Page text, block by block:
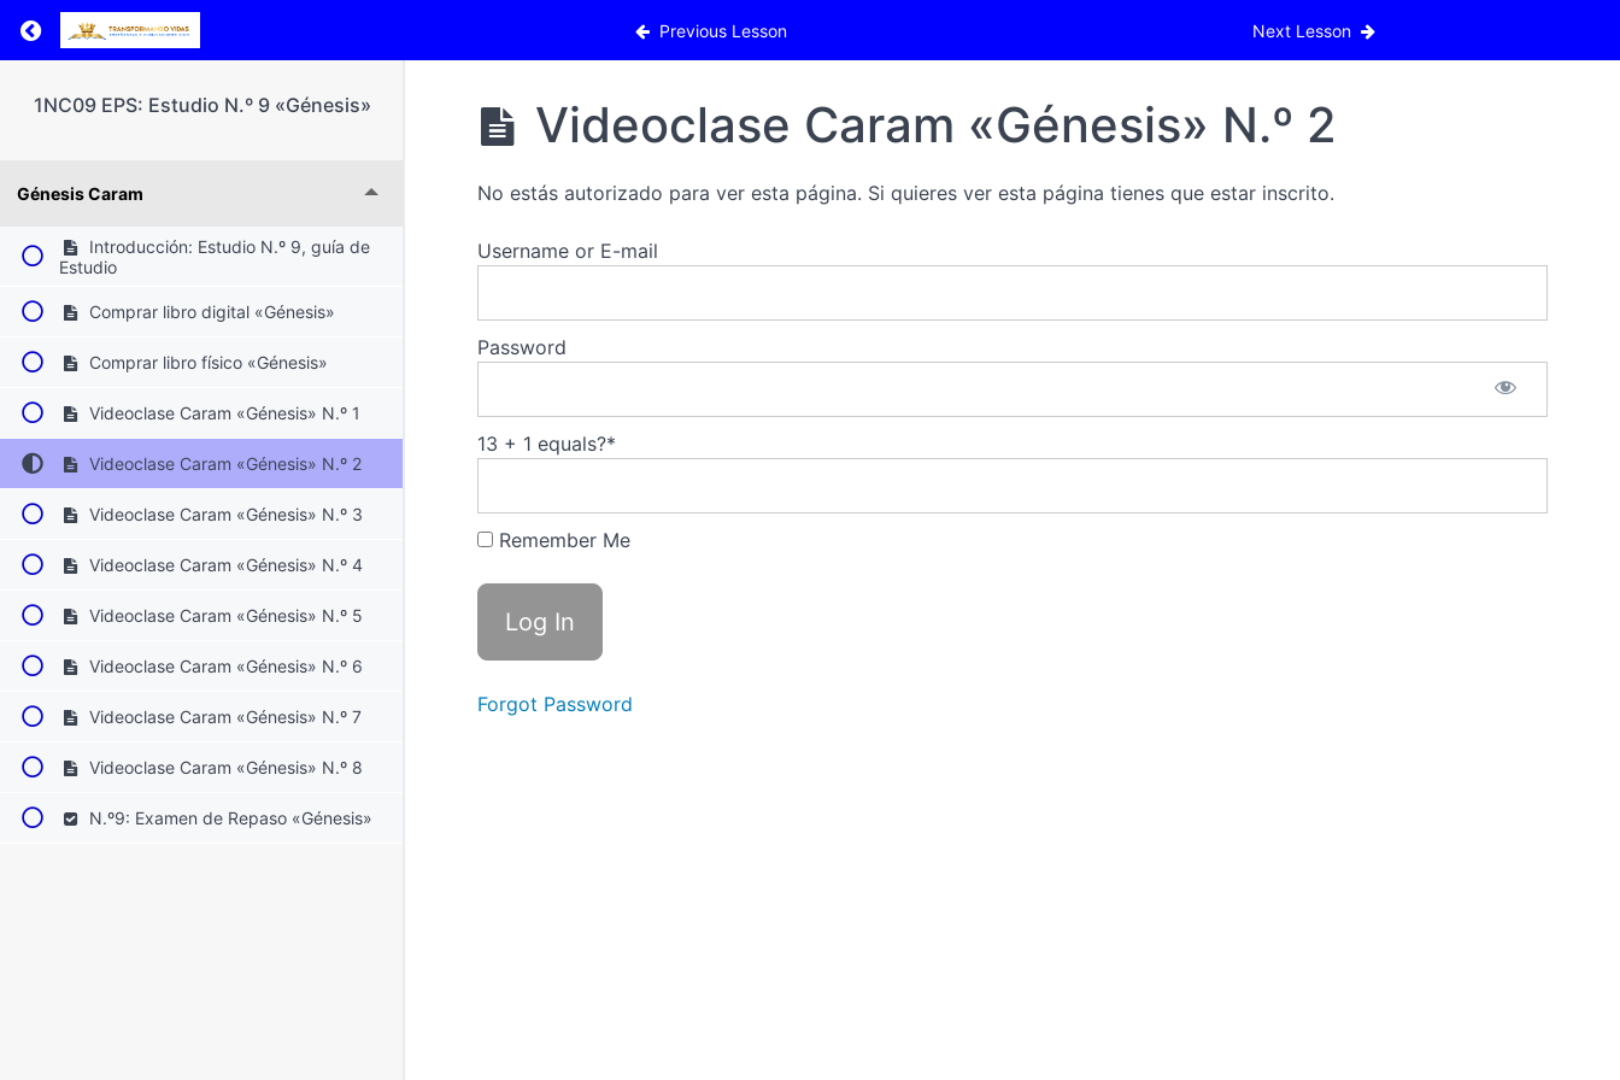
Return to course: 1NC09 EPS: Estudio N.º 9 «Génesis» Previous Lesson Next Lesson
1NC09 EPS: Estudio N.º 9 «Génesis»
Génesis Caram
Introducción: Estudio N.º 9, guía de
Estudio
Comprar libro digital «Génesis»
Comprar libro físico «Génesis»
Videoclase Caram «Génesis» N.º 1
Videoclase Caram «Génesis» N.º 2
Videoclase Caram «Génesis» N.º 3
Videoclase Caram «Génesis» N.º 4
Videoclase Caram «Génesis» N.º 5
Videoclase Caram «Génesis» N.º 6
Videoclase Caram «Génesis» N.º 7
Videoclase Caram «Génesis» N.º 8
N.º9: Examen de Repaso «Génesis»
Videoclase Caram «Génesis» N.º 2
No estás autorizado para ver esta página. Si quieres ver esta página tienes que estar inscrito.
Username or E-mail
Password
13 + 1 equals?*
Remember Me
Forgot Password